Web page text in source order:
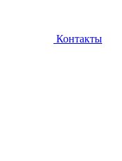
Контакты